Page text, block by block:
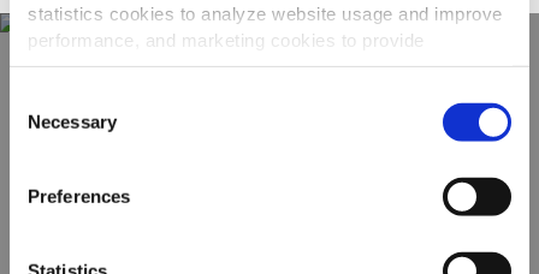
statistics cookies to analyze website usage and improve
performance, and marketing cookies to provide
personalized content and advertising.
By clicking 'Allow all cookies', you consent to the use of
all cookies. If you'd like to customize your preferences,
you can do so by clicking the options below and selecting
'Allow selection.'
To learn more about our cookies, click on "Show details."
Selection
Necessary
Preferences
Descubra a nossa